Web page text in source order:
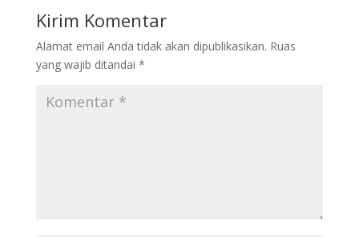
o
o
k
dI
n
Kirim Komentar
Alamat email Anda tidak akan dipublikasikan. Ruas
yang wajib ditandai *